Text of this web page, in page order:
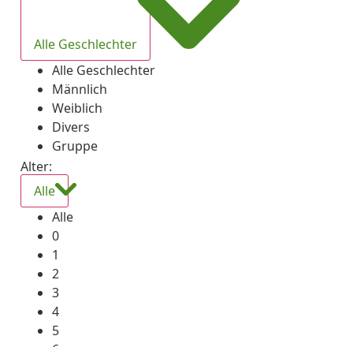
Alle Geschlechter
Alle Geschlechter
Männlich
Weiblich
Divers
Gruppe
Alter:
Alle
Alle
0
1
2
3
4
5